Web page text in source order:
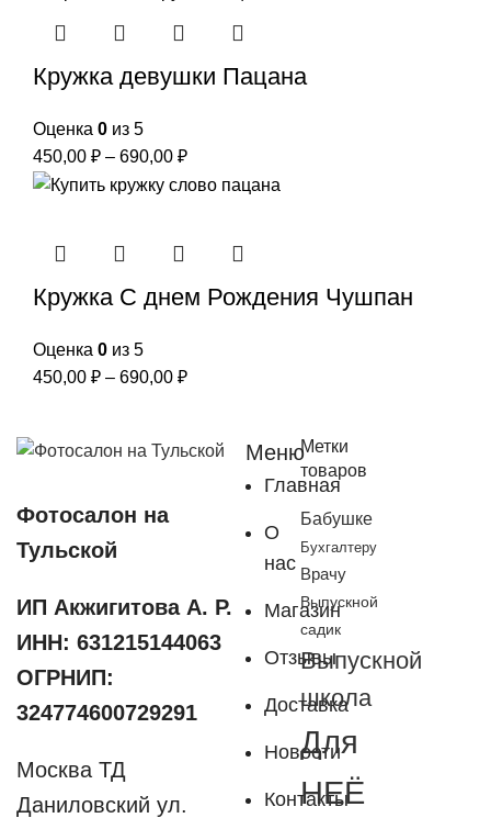
Кружка девушки Пацана
Оценка 0 из 5
450,00 ₽ – 690,00 ₽
Кружка С днем Рождения Чушпан
Оценка 0 из 5
450,00 ₽ – 690,00 ₽
Фотосалон на
Тульской
ИП Акжигитова А. Р.
ИНН: 631215144063
ОГРНИП:
324774600729291
Москва ТД
Даниловский ул.
Меню
Главная
О
нас
Магазин
Отзывы
Доставка
Новости
Контакты
Метки
товаров
Бабушке
Бухгалтеру
Врачу
Выпускной
садик
Выпускной
школа
Для
НЕЁ